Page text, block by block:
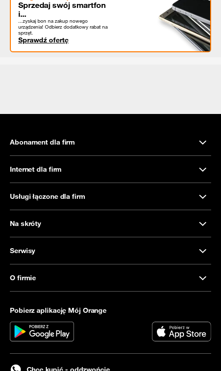
Sprzedaj swój smartfon
i...
...zyskaj bon na zakup nowego
urządzenia! Odbierz dodatkowy rabat na
sprzęt.
Sprawdź ofertę
Abonament dla firm
Internet dla firm
Usługi łączone dla firm
Na skróty
Serwisy
O firmie
Pobierz aplikację Mój Orange